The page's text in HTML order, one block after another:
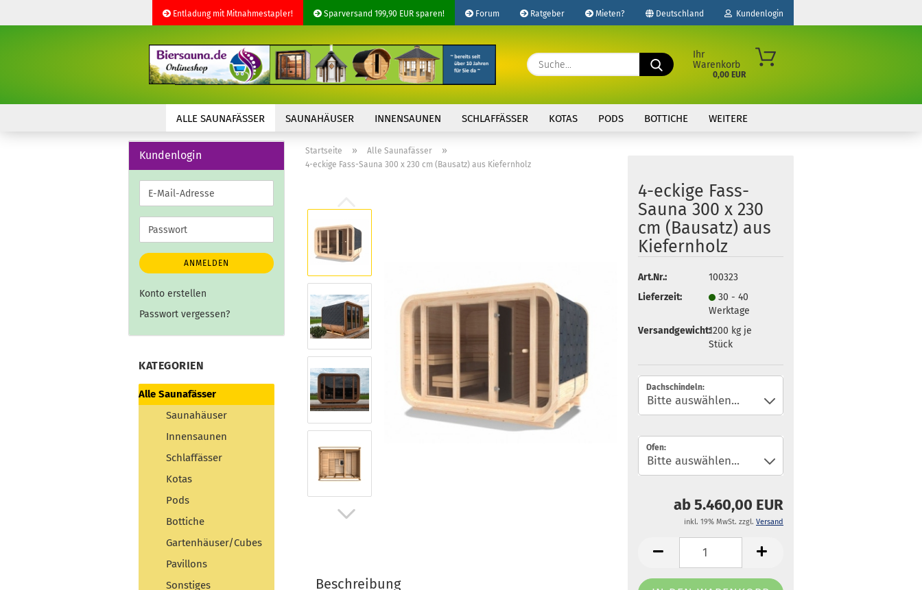
Entladung mit Mitnahmestapler! Sparversand 199,90 EUR sparen! Forum Ratgeber Mieten? Deutschland Kundenlogin
Passwort
Konto erstellen
Passwort vergessen?
Suche...
für Gartensaunen
Ihr
Warenkorb
0,00 EUR
ALLE SAUNAFÄSSER SAUNAHÄUSER INNENSAUNEN SCHLAFFÄSSER KOTAS PODS BOTTICHE WEITERE
Startseite » Alle Saunafässer »
4-eckige Fass-Sauna 300 x 230 cm (Bausatz) aus Kiefernholz
4-eckige Fass-
Sauna 300 x 230
cm (Bausatz) aus
Kiefernholz
Art.Nr.:
100323
Lieferzeit:
30 - 40
Werktage
Versandgewicht:1200 kg je
Stück
Dachschindeln:
Ofen:
ab 5.460,00 EUR
inkl. 19% MwSt. zzgl. Versand
Beschreibung
Kundenlogin
E-
Mail-
Adresse
Passwort
ANMELDEN
Konto erstellen
Passwort vergessen?
KATEGORIEN
Alle Saunafässer
Saunahäuser
Innensaunen
Schlaffässer
Kotas
Pods
Bottiche
Gartenhäuser/Cubes
Pavillons
Sonstiges